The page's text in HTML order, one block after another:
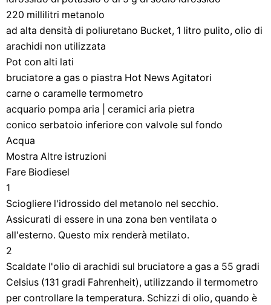
220 millilitri metanolo
ad alta densità di poliuretano Bucket, 1 litro pulito, olio di
arachidi non utilizzata
Pot con alti lati
bruciatore a gas o piastra Hot News Agitatori
carne o caramelle termometro
acquario pompa aria | ceramici aria pietra
conico serbatoio inferiore con valvole sul fondo
Acqua
Mostra Altre istruzioni
Fare Biodiesel
1
Sciogliere l'idrossido del metanolo nel secchio.
Assicurati di essere in una zona ben ventilata o
all'esterno. Questo mix renderà metilato.
2
Scaldate l'olio di arachidi sul bruciatore a gas a 55 gradi
Celsius (131 gradi Fahrenheit), utilizzando il termometro
per controllare la temperatura. Schizzi di olio, quando è